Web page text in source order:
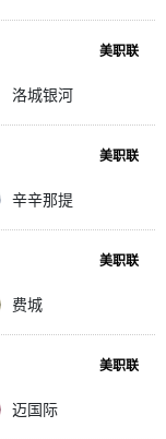
美职联
洛城银河
美职联
辛辛那提
美职联
费城
美职联
迈国际